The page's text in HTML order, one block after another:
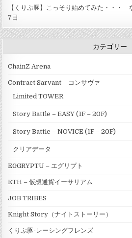
【くりぷ豚】こっそり始めてみた・・・
7日
カテゴリー
ChainZ Arena
Contract Sarvant – コンサヴァ
Limited TOWER
Story Battle – EASY (1F – 20F)
Story Battle – NOVICE (1F – 20F)
クリアデータ
EGGRYPTU – エグリプト
ETH – 仮想通貨イーサリアム
JOB TRIBES
Knight Story（ナイトストーリー）
くりぷ豚-レーシングフレンズ